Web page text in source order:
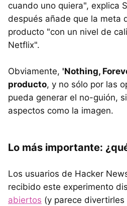
cuando uno quiera", explica
después añade que la meta
producto "con un nivel de
Netflix".
Obviamente, 'Nothing,
producto, y no sólo por las
pueda generar el no-guión,
aspectos como la imagen.
Lo más importante:
Los usuarios de Hacker
recibido este experimento
abiertos (y parece